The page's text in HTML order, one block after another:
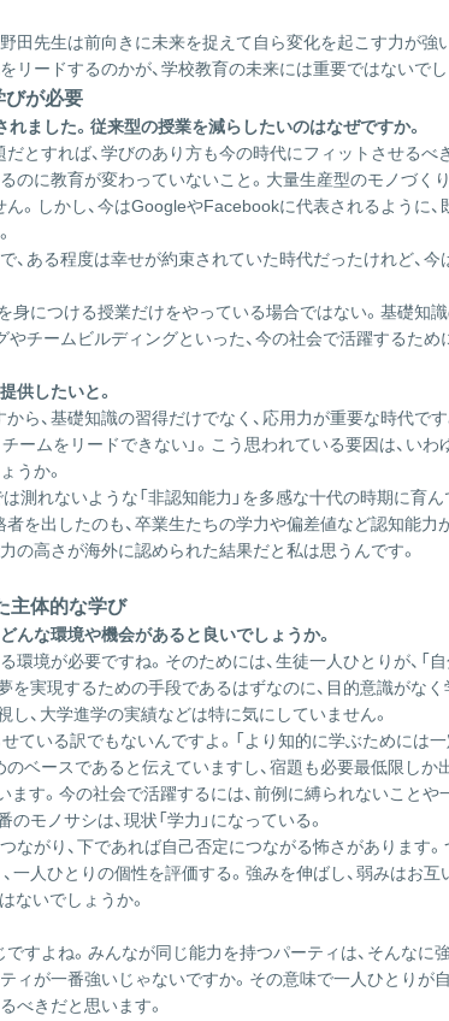
田先生は前向きに未来を捉えて自ら変化を起こす力が強
ードするのかが、学校教育の未来には重要ではないでし
びが必要
ました。従来型の授業を減らしたいのはなぜですか。
とすれば、学びのあり方も今の時代にフィットさせるべ
のに教育が変わっていないこと。大量生産型のモノづく
。しかし、今はGoogleやFacebookに代表されるように
ある程度は幸せが約束されていた時代だったけれど、今
身につける授業だけをやっている場合ではない。基礎知
やチームビルディングといった、今の社会で活躍するた
供したいと。
ら、基礎知識の習得だけでなく、応用力が重要な時代で
ームをリードできない」。こう思われている要因は、い
うか。
測れないような「非認知能力」を多感な十代の時期に育
を出したのも、卒業生たちの学力や偏差値など認知能力
の高さが海外に認められた結果だと私は思うんです。
主体的な学び
な環境や機会があると良いでしょうか。
境が必要ですね。そのためには、生徒一人ひとりが、「
を実現するための手段であるはずなのに、目的意識がな
、大学進学の実績などは特に気にしていません。
ている訳でもないんですよ。「より知的に学ぶためには
ベースであると伝えていますし、宿題も必要最低限しか
す。今の社会で活躍するには、前例に縛られないこと
モノサシは、現状「学力」になっている。
がり、下であれば自己否定につながる怖さがあります
一人ひとりの個性を評価する。強みを伸ばし、弱みはお
ないでしょうか。
すよね。みんなが同じ能力を持つパーティは、そんなに
ィが一番強いじゃないですか。その意味で一人ひとりが
べきだと思います。